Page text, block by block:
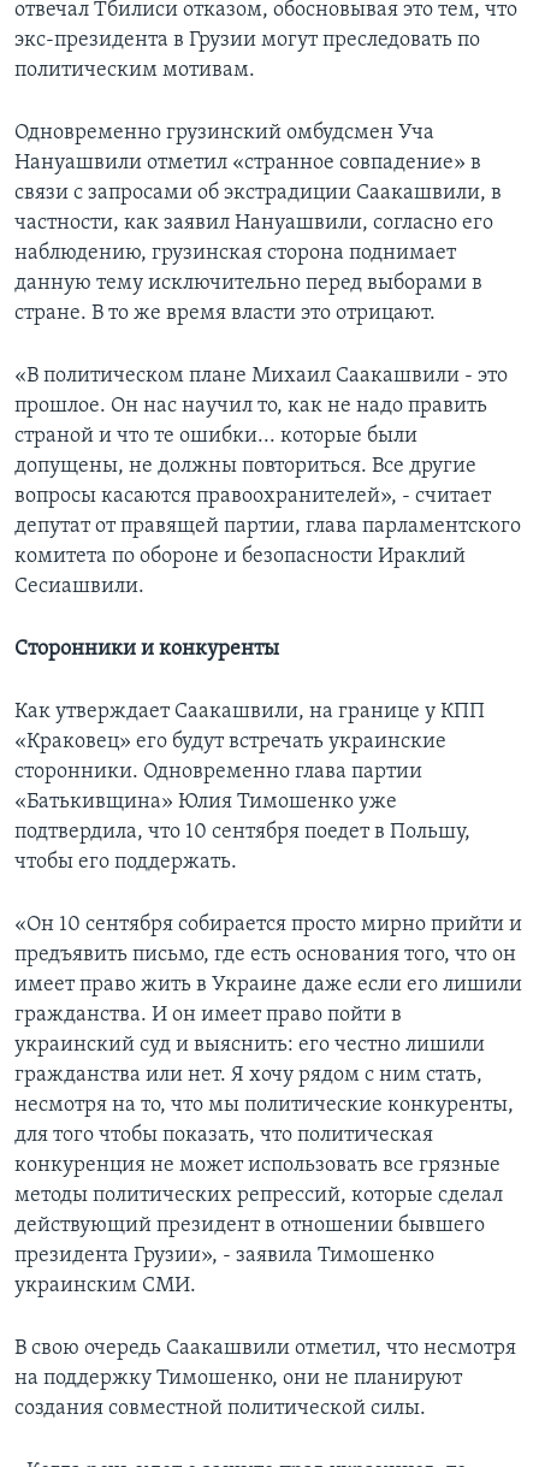
отвечал Тбилиси отказом, обосновывая это тем, что
экс-президента в Грузии могут преследовать по
политическим мотивам.
Одновременно грузинский омбудсмен Уча
Нануашвили отметил «странное совпадение» в
связи с запросами об экстрадиции Саакашвили, в
частности, как заявил Нануашвили, согласно его
наблюдению, грузинская сторона поднимает
данную тему исключительно перед выборами в
стране. В то же время власти это отрицают.
«В политическом плане Михаил Саакашвили - это
прошлое. Он нас научил то, как не надо править
страной и что те ошибки... которые были
допущены, не должны повториться. Все другие
вопросы касаются правоохранителей», - считает
депутат от правящей партии, глава парламентского
комитета по обороне и безопасности Ираклий
Сесиашвили.
Сторонники и конкуренты
Как утверждает Саакашвили, на границе у КПП
«Краковец» его будут встречать украинские
сторонники. Одновременно глава партии
«Батькивщина» Юлия Тимошенко уже
подтвердила, что 10 сентября поедет в Польшу,
чтобы его поддержать.
«Он 10 сентября собирается просто мирно прийти и
предъявить письмо, где есть основания того, что он
имеет право жить в Украине даже если его лишили
гражданства. И он имеет право пойти в
украинский суд и выяснить: его честно лишили
гражданства или нет. Я хочу рядом с ним стать,
несмотря на то, что мы политические конкуренты,
для того чтобы показать, что политическая
конкуренция не может использовать все грязные
методы политических репрессий, которые сделал
действующий президент в отношении бывшего
президента Грузии», - заявила Тимошенко
украинским СМИ.
В свою очередь Саакашвили отметил, что несмотря
на поддержку Тимошенко, они не планируют
создания совместной политической силы.